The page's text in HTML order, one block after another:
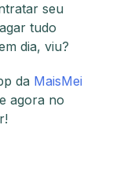
seu
tudo
dia, viu?
da MaisMei
agora no